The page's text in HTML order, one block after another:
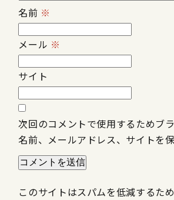
名前 ※
メール ※
サイト
次回のコメントで使用するためブ
名前、メールアドレス、サイトを保
このサイトはスパムを低減するた